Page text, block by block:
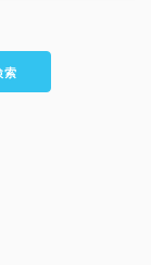
索